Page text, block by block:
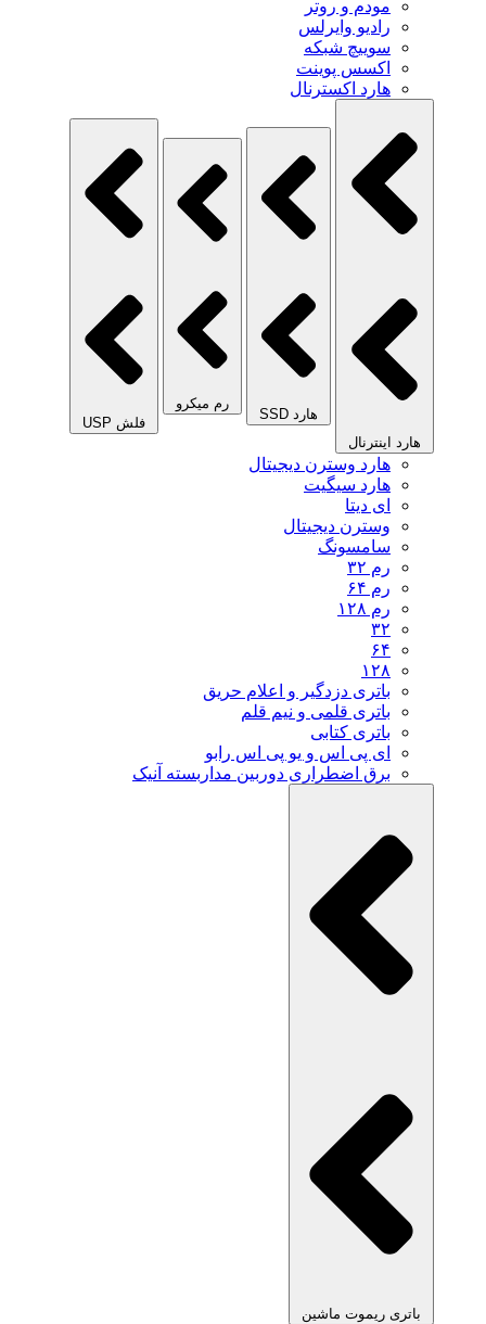
مودم و روتر
رادیو وایرلس
سوییچ شبکه
اکسس پوینت
هارد اکسترنال
هارد اینترنال
هارد SSD
رم میکرو
فلش USP
هارد وسترن دیجیتال
هارد سیگیت
ای دیتا
وسترن دیجیتال
سامسونگ
رم ۳۲
رم ۶۴
رم ۱۲۸
۳۲
۶۴
۱۲۸
باتری دزدگیر و اعلام حریق
باتری قلمی و نیم قلم
باتری کتابی
ای پی اس و یو پی اس رابو
برق اضطراری دوربین مداربسته آنیک
باتری ریموت ماشین